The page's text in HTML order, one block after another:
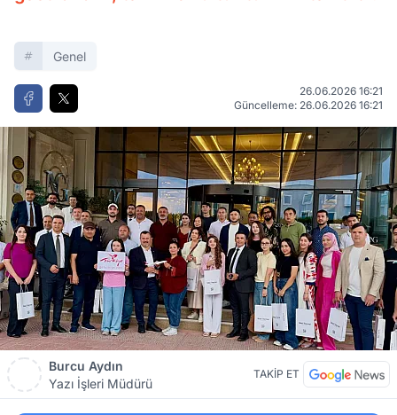
Genel
26.06.2026 16:21
Güncelleme: 26.06.2026 16:21
Burcu Aydın
Yazı İşleri Müdürü
TAKİP ET